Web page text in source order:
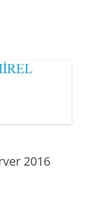
2016